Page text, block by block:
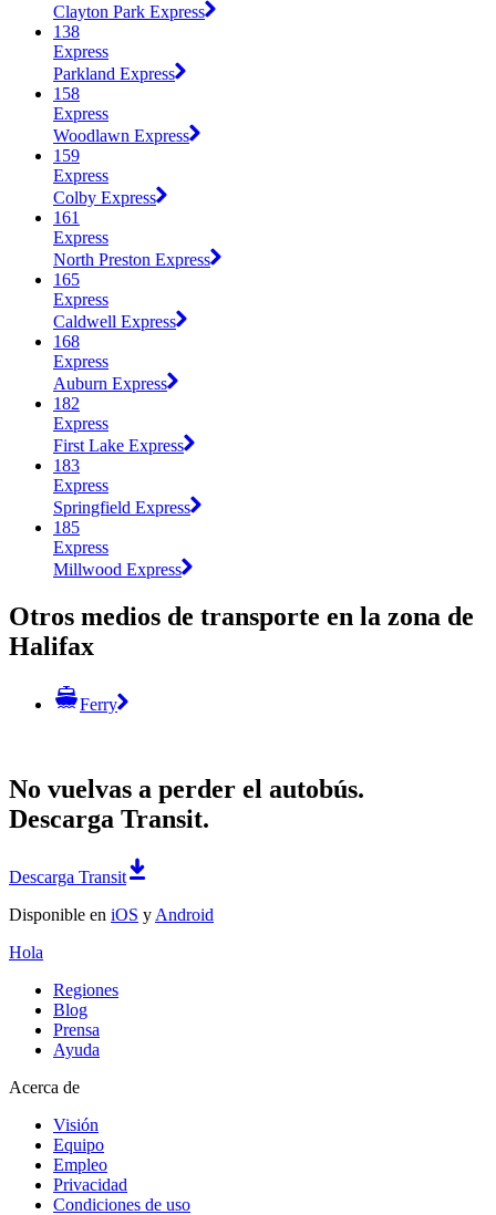
Clayton Park Express
138
Express
Parkland Express
158
Express
Woodlawn Express
159
Express
Colby Express
161
Express
North Preston Express
165
Express
Caldwell Express
168
Express
Auburn Express
182
Express
First Lake Express
183
Express
Springfield Express
185
Express
Millwood Express
Otros medios de transporte en la zona de
Halifax
Ferry
No vuelvas a perder el autobús.
Descarga Transit.
Descarga Transit
Disponible en iOS y Android
Hola
Regiones
Blog
Prensa
Ayuda
Acerca de
Visión
Equipo
Empleo
Privacidad
Condiciones de uso